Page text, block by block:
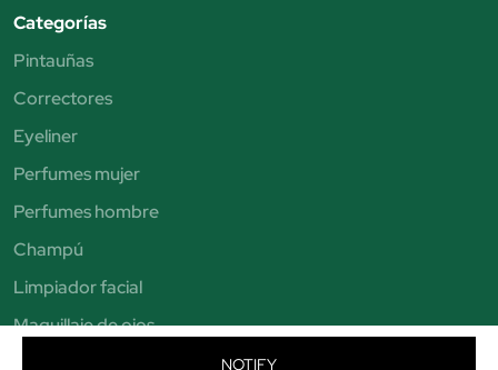
NOTIFY
Categorías
Pintauñas
Correctores
Eyeliner
Perfumes mujer
Perfumes hombre
Champú
Limpiador facial
Maquillaje de ojos